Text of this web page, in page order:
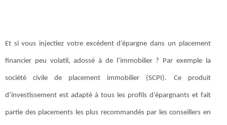
Et si vous injectiez votre excédent d’épargne dans un placement
financier peu volatil, adossé à de l’immobilier ? Par exemple la
société civile de placement immobilier (SCPI). Ce produit
d’investissement est adapté à tous les profils d’épargnants et fait
partie des placements les plus recommandés par les conseillers en